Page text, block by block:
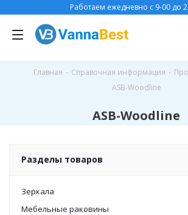
Работаем ежедневно с 9-00 до
Главная - Справочная информация -
ASB-Woodline
ASB-Woodline
Разделы товаров
Зеркала
Мебельные раковины